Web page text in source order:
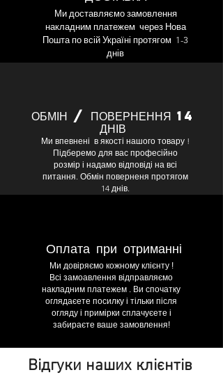
Ми доставляємо замовлення
накладним платежем через Нова
Пошта по всій Україні протягом 1-3
днів
ОБМІН / ПОВЕРНЕННЯ 14
ДНІВ
Ми впевнені в якості нашого товару !
Підберемо для вас професійно
розмір і надамо відповіді на всі
питання. Обмін поверненя протягом
14 днів.
Оплата при отриманні
Ми довіряємо кожному клієнту !
Всі замоавлення відправляємо
накладним платежем . Ви спочатку
оглядаєете посилку і тільки після
огляду і примірки сплачуєете і
забираєте ваше замовлення!
Відгуки наших клієнтів